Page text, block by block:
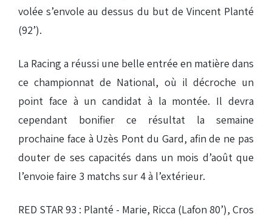
volée s’envole au dessus du but de Vincent Planté
(92’).
La Racing a réussi une belle entrée en matière dans
ce championnat de National, où il décroche un
point face à un candidat à la montée. Il devra
cependant bonifier ce résultat la semaine
prochaine face à Uzès Pont du Gard, afin de ne pas
douter de ses capacités dans un mois d’août que
l’envoie faire 3 matchs sur 4 à l’extérieur.
RED STAR 93 : Planté - Marie, Ricca (Lafon 80’), Cros